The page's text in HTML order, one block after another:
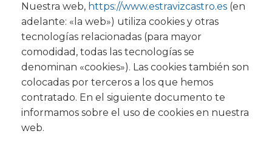
Nuestra web, https://www.estravizcastro.es (en
adelante: «la web») utiliza cookies y otras
tecnologías relacionadas (para mayor
comodidad, todas las tecnologías se
denominan «cookies»). Las cookies también son
colocadas por terceros a los que hemos
contratado. En el siguiente documento te
informamos sobre el uso de cookies en nuestra
web.